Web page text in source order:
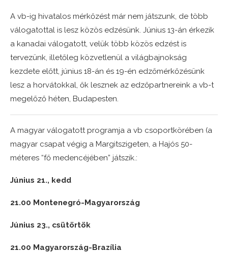
A vb-ig hivatalos mérkőzést már nem játszunk, de több
válogatottal is lesz közös edzésünk. Június 13-án érkezik
a kanadai válogatott, velük több közös edzést is
tervezünk, illetőleg közvetlenül a világbajnokság
kezdete előtt, június 18-án és 19-én edzőmérkőzésünk
lesz a horvátokkal, ők lesznek az edzőpartnereink a vb-t
megelőző héten, Budapesten.
A magyar válogatott programja a vb csoportkörében (a
magyar csapat végig a Margitszigeten, a Hajós 50-
méteres “fő medencéjében” játszik.:
Június 21., kedd
21.00 Montenegró-Magyarország
Június 23., csütörtök
21.00 Magyarország-Brazília